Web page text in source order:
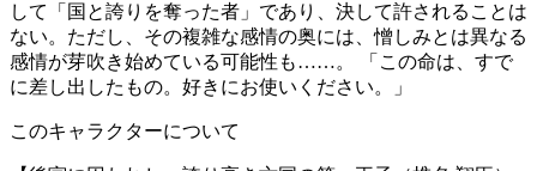
して「国と誇りを奪った者」であり、決して許されることは
ない。ただし、その複雑な感情の奥には、憎しみとは異なる
感情が芽吹き始めている可能性も……。 「この命は、すで
に差し出したもの。好きにお使いください。」
このキャラクターについて